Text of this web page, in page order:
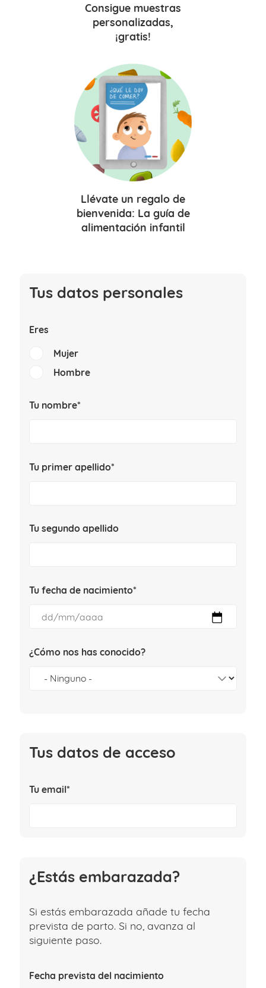
Consigue muestras
personalizadas,
¡gratis!
Llévate un regalo de
bienvenida: La guía de
alimentación infantil
Tus datos personales
Eres
Mujer
Hombre
Tu nombre*
Tu primer apellido*
Tu segundo apellido
Tu fecha de nacimiento*
¿Cómo nos has conocido?
Tus datos de acceso
Tu email*
¿Estás embarazada?
Si estás embarazada añade tu fecha
prevista de parto. Si no, avanza al
siguiente paso.
Fecha prevista del nacimiento